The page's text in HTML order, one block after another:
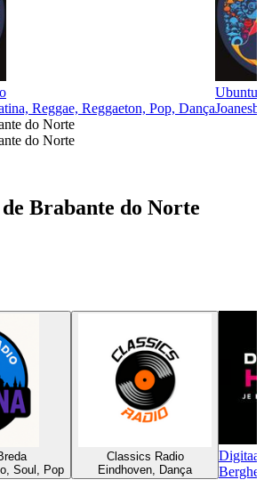
Reggae, Reggaeton, Pop, Dança
do Norte
do Norte
Brabante do Norte
Soul, Pop
Classics Radio
Eindhoven, Dança